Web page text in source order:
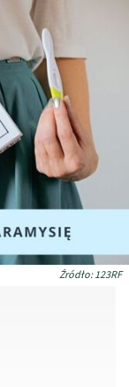
Źródło: 123RF